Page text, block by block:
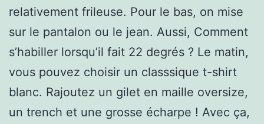
relativement frileuse. Pour le bas, on mise
sur le pantalon ou le jean. Aussi, Comment
s’habiller lorsqu’il fait 22 degrés ? Le matin,
vous pouvez choisir un classsique t-shirt
blanc. Rajoutez un gilet en maille oversize,
un trench et une grosse écharpe ! Avec ça,